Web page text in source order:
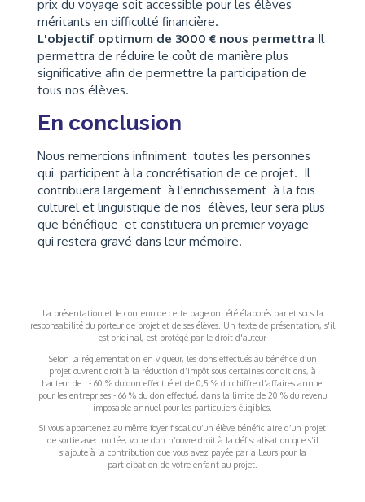
prix du voyage soit accessible pour les élèves
méritants en difficulté financière.
L'objectif optimum de 3000 € nous permettra Il
permettra de réduire le coût de manière plus
significative afin de permettre la participation de
tous nos élèves.
En conclusion
Nous remercions infiniment toutes les personnes
qui participent à la concrétisation de ce projet. Il
contribuera largement à l'enrichissement à la fois
culturel et linguistique de nos élèves, leur sera plus
que bénéfique et constituera un premier voyage
qui restera gravé dans leur mémoire.
La présentation et le contenu de cette page ont été élaborés par et sous la
responsabilité du porteur de projet et de ses élèves. Un texte de présentation, s'il
est original, est protégé par le droit d'auteur
Selon la réglementation en vigueur, les dons effectués au bénéfice d’un
projet ouvrent droit à la réduction d’impôt sous certaines conditions, à
hauteur de : - 60 % du don effectué et de 0,5 % du chiffre d’affaires annuel
pour les entreprises - 66 % du don effectué, dans la limite de 20 % du revenu
imposable annuel pour les particuliers éligibles.
Si vous appartenez au même foyer fiscal qu’un élève bénéficiaire d’un projet
de sortie avec nuitée, votre don n’ouvre droit à la défiscalisation que s’il
s’ajoute à la contribution que vous avez payée par ailleurs pour la
participation de votre enfant au projet.